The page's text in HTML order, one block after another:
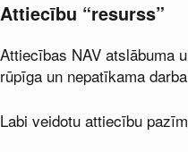
Attiecību “resurss”
Attiecības NAV atslābuma
rūpīga un nepatīkama
Labi veidotu attiecību